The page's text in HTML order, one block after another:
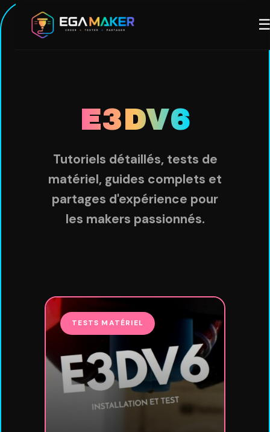
Aller
E3DV6
Tutoriels détaillés, tests de
matériel, guides complets et
partages d'expérience pour
les makers passionnés.
TESTS MATÉRIEL